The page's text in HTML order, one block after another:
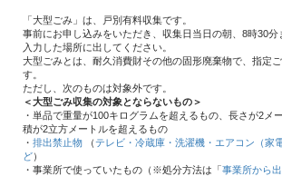
「大型ごみ」は、戸別有料収集です。
事前にお申し込みをいただき、収集日当日の朝、8時30
入力した場所に出してください。
大型ごみとは、耐久消費財その他の固形廃棄物で、指定
す。
ただし、次のものは対象外です。
＜大型ごみ収集の対象とならないもの＞
・単品で重量が100キログラムを超えるもの、長さが2メ
積が2立方メートルを超えるもの
・ 排出禁止物 （テレビ・冷蔵庫・洗濯機・エアコン（家
ど）
・事業所で使っていたもの（※処分方法は「事業所から